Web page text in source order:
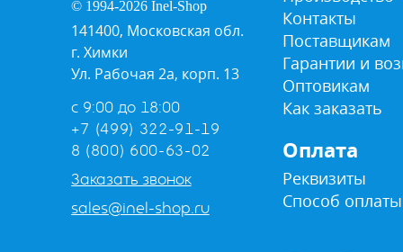
© 1994-2026 Inel-Shop
141400, Московская обл.
г. Химки
Ул. Рабочая 2а, корп. 13
с 9:00 до 18:00
+7 (499) 322-91-19
8 (800) 600-63-02
Заказать звонок
sales@inel-shop.ru
Контакты
Поставщикам
Гарантии и
Оптовикам
Как заказать
Оплата
Реквизиты
Способ оплаты